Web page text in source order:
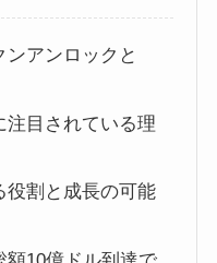
ンアンロックと
注目されている理
役割と成長の可能